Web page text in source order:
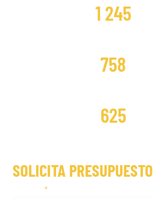
SOLICITA PRESUPUESTO
1 245
758
625